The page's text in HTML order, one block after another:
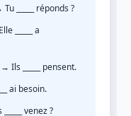
_____ réponds ?
_____ a
Ils _____ pensent.
ai besoin.
venez ?